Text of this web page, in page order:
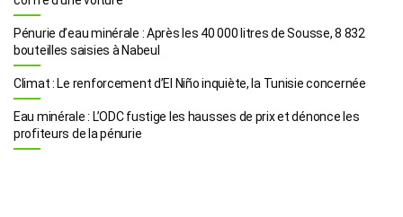
Pénurie d’eau minérale : Après les 40 000 litres de Sousse, 8 832
bouteilles saisies à Nabeul
Climat : Le renforcement d’El Niño inquiète, la Tunisie concernée
Eau minérale : L’ODC fustige les hausses de prix et dénonce les
profiteurs de la pénurie